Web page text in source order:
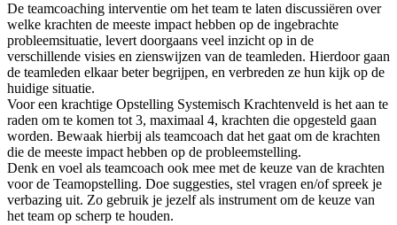
De teamcoaching interventie om het team te laten discussiëren over
welke krachten de meeste impact hebben op de ingebrachte
probleemsituatie, levert doorgaans veel inzicht op in de
verschillende visies en zienswijzen van de teamleden. Hierdoor gaan
de teamleden elkaar beter begrijpen, en verbreden ze hun kijk op de
huidige situatie.
Voor een krachtige Opstelling Systemisch Krachtenveld is het aan te
raden om te komen tot 3, maximaal 4, krachten die opgesteld gaan
worden. Bewaak hierbij als teamcoach dat het gaat om de krachten
die de meeste impact hebben op de probleemstelling.
Denk en voel als teamcoach ook mee met de keuze van de krachten
voor de Teamopstelling. Doe suggesties, stel vragen en/of spreek je
verbazing uit. Zo gebruik je jezelf als instrument om de keuze van
het team op scherp te houden.